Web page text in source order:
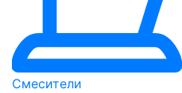
Смесители